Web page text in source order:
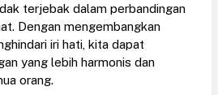
terjebak dalam perbandingan
Dengan mengembangkan
iri hati, kita dapat
yang lebih harmonis dan
orang.